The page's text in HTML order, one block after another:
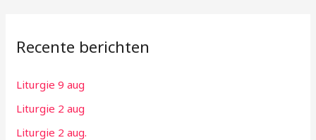
n
a
r
:
Recente berichten
Liturgie 9 aug
Liturgie 2 aug
Liturgie 2 aug.